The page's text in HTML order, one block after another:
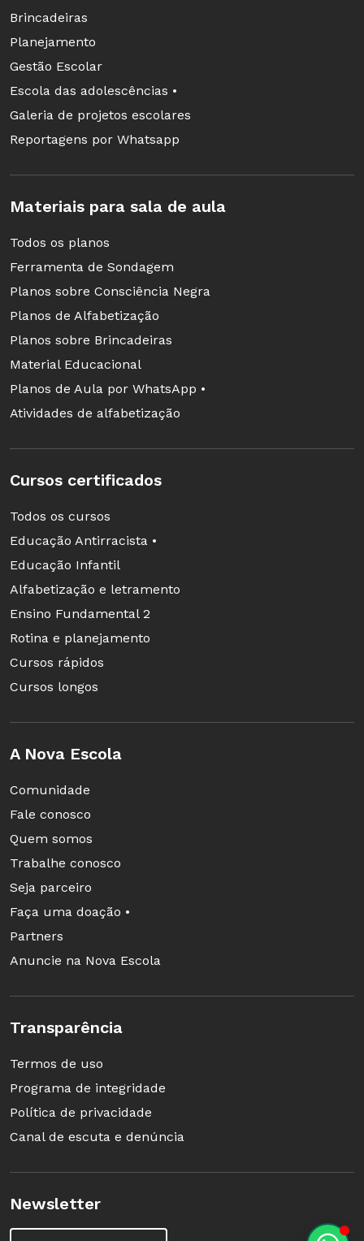
Brincadeiras
Planejamento
Gestão Escolar
Escola das adolescências •
Galeria de projetos escolares
Reportagens por Whatsapp
Materiais para sala de aula
Todos os planos
Ferramenta de Sondagem
Planos sobre Consciência Negra
Planos de Alfabetização
Planos sobre Brincadeiras
Material Educacional
Planos de Aula por WhatsApp •
Atividades de alfabetização
Cursos certificados
Todos os cursos
Educação Antirracista •
Educação Infantil
Alfabetização e letramento
Ensino Fundamental 2
Rotina e planejamento
Cursos rápidos
Cursos longos
A Nova Escola
Comunidade
Fale conosco
Quem somos
Trabalhe conosco
Seja parceiro
Faça uma doação •
Partners
Anuncie na Nova Escola
Transparência
Termos de uso
Programa de integridade
Política de privacidade
Canal de escuta e denúncia
Newsletter